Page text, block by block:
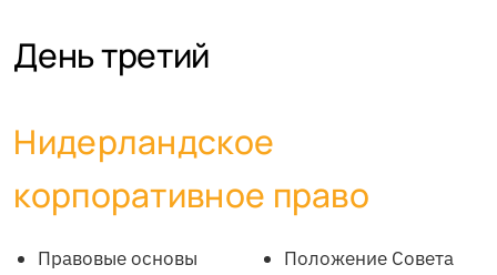
День третий
Нидерландское
корпоративное право
Правовые основы
Положение Совета